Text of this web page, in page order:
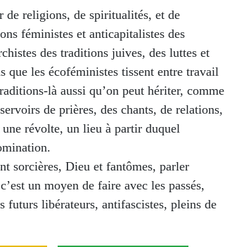
de religions, de spiritualités, et de
féministes et anticapitalistes des
des traditions juives, des luttes et
que les écoféministes tissent entre travail
là aussi qu’on peut hériter, comme
de prières, des chants, de relations,
révolte, un lieu à partir duquel
sorcières, Dieu et fantômes, parler
un moyen de faire avec les passés,
futurs libérateurs, antifascistes, pleins de